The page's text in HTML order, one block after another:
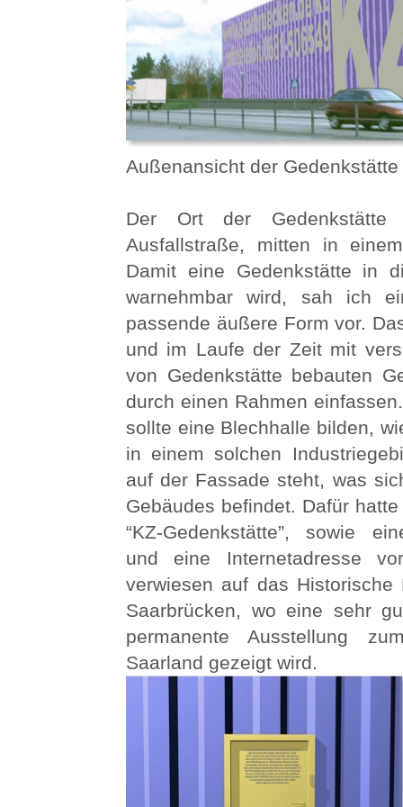
Außenansicht der Gedenkstätte
Der Ort der
Ausfallstraße, mitten in
Damit eine Gedenkstätte in
warnehmbar wird, sah ich
passende äußere Form vor.
und im Laufe der Zeit mit
von Gedenkstätte bebauten
durch einen Rahmen
sollte eine Blechhalle bilden,
in einem solchen
auf der Fassade steht, was
Gebäudes befindet. Dafür
“KZ-Gedenkstätte”, sowie
und eine Internetadresse
verwiesen auf das Historische
Saarbrücken, wo eine sehr
permanente Ausstellung
Saarland gezeigt wird.